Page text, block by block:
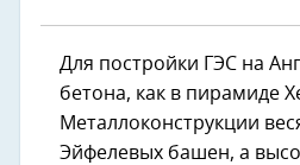
Для постройки ГЭС на
бетона, как в пирамиде
Металлоконструкции
Эйфелевых башен, а